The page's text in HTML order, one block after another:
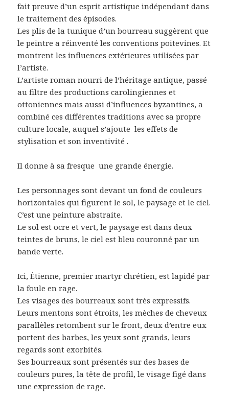
fait preuve d’un esprit artistique indépendant dans
le traitement des épisodes.
Les plis de la tunique d’un bourreau suggèrent que
le peintre a réinventé les conventions poitevines. Et
montrent les influences extérieures utilisées par
l’artiste.
L’artiste roman nourri de l’héritage antique, passé
au filtre des productions carolingiennes et
ottoniennes mais aussi d’influences byzantines, a
combiné ces différentes traditions avec sa propre
culture locale, auquel s’ajoute les effets de
stylisation et son inventivité .
Il donne à sa fresque une grande énergie.
Les personnages sont devant un fond de couleurs
horizontales qui figurent le sol, le paysage et le ciel.
C’est une peinture abstraite.
Le sol est ocre et vert, le paysage est dans deux
teintes de bruns, le ciel est bleu couronné par un
bande verte.
Ici, Étienne, premier martyr chrétien, est lapidé par
la foule en rage.
Les visages des bourreaux sont très expressifs.
Leurs mentons sont étroits, les mèches de cheveux
parallèles retombent sur le front, deux d’entre eux
portent des barbes, les yeux sont grands, leurs
regards sont exorbités.
Ses bourreaux sont présentés sur des bases de
couleurs pures, la tête de profil, le visage figé dans
une expression de rage.